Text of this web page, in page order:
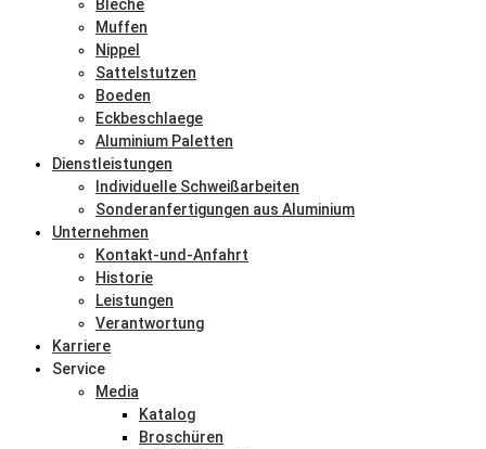
Bleche
Muffen
Nippel
Sattelstutzen
Boeden
Eckbeschlaege
Aluminium Paletten
Dienstleistungen
Individuelle Schweißarbeiten
Sonderanfertigungen aus Aluminium
Unternehmen
Kontakt-und-Anfahrt
Historie
Leistungen
Verantwortung
Karriere
Service
Media
Katalog
Broschüren